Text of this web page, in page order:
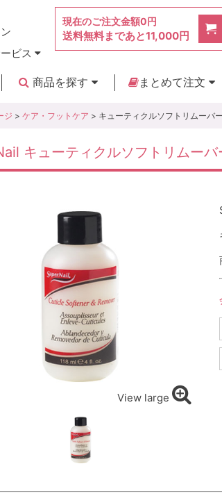
ビス
現在のご注文金額0円
送料無料まであと11,000円
商品を探す
まとめて注文
ジ > ケア・フットケア > キューティクルソフトリムーバ
キューティクルソフトリムーバ
View large